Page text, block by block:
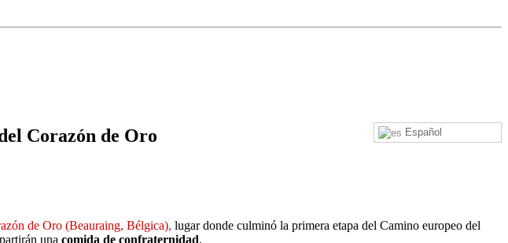
Español
Corazón de Oro
de Oro (Beauraing, Bélgica), lugar donde culminó la primera etapa del Camino europeo del
una comida de confraternidad.